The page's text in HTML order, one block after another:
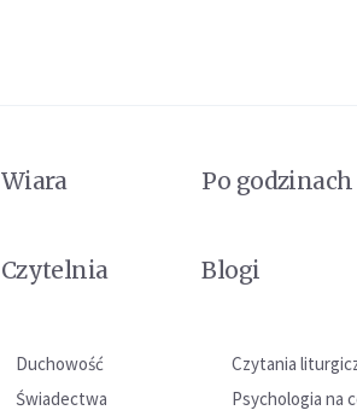
Wiara Po godzinach
Czytelnia Blogi
Duchowość Czytania
Świadectwa Psychologia na